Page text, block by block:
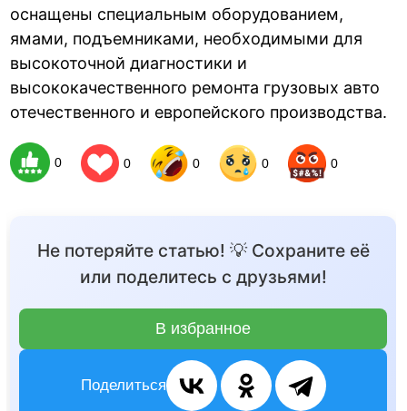
оснащены специальным оборудованием,
ямами, подъемниками, необходимыми для
высокоточной диагностики и
высококачественного ремонта грузовых авто
отечественного и европейского производства.
0 0 0 0 0
Не потеряйте статью! 💡 Сохраните её
или поделитесь с друзьями!
В избранное
Поделиться